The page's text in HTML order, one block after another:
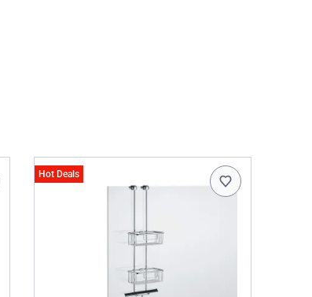
Hot Deals